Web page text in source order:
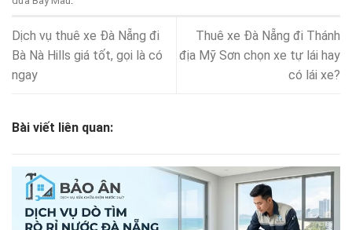
Dịch vụ thuê xe Đà Nẵng đi
Bà Nà Hills giá tốt, gọi là có
ngay
Thuê xe Đà Nẵng đi Thánh
địa Mỹ Sơn chọn xe tự lái hay
có lái xe?
Bài viết liên quan: